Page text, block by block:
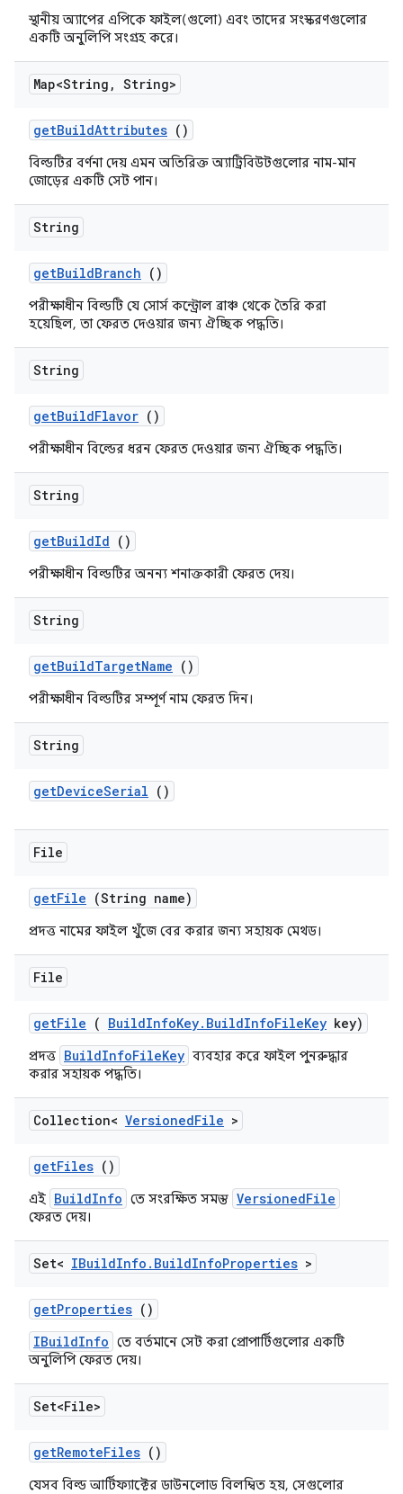
স্থানীয় অ্যাপের এপিকে ফাইল(গুলো) এবং তাদের সংস্করণগুলোর
একটি অনুলিপি সংগ্রহ করে।
Map<String , String>
getBuildAttributes ()
বিল্ডটির বর্ণনা দেয় এমন অতিরিক্ত অ্যাট্রিবিউটগুলোর নাম-মান
জোড়ের একটি সেট পান।
String
getBuildBranch ()
পরীক্ষাধীন বিল্ডটি যে সোর্স কন্ট্রোল ব্রাঞ্চ থেকে তৈরি করা
হয়েছিল, তা ফেরত দেওয়ার জন্য ঐচ্ছিক পদ্ধতি।
String
getBuildFlavor ()
পরীক্ষাধীন বিল্ডের ধরন ফেরত দেওয়ার জন্য ঐচ্ছিক পদ্ধতি।
String
getBuildId ()
পরীক্ষাধীন বিল্ডটির অনন্য শনাক্তকারী ফেরত দেয়।
String
getBuildTargetName ()
পরীক্ষাধীন বিল্ডটির সম্পূর্ণ নাম ফেরত দিন।
String
getDeviceSerial ()
File
getFile (String name)
প্রদত্ত নামের ফাইল খুঁজে বের করার জন্য সহায়ক মেথড।
File
getFile ( BuildInfoKey. BuildInfoFileKey key)
প্রদত্ত BuildInfoFileKey ব্যবহার করে ফাইল পুনরুদ্ধার
করার সহায়ক পদ্ধতি।
Collection< VersionedFile >
getFiles ()
এই BuildInfo তে সংরক্ষিত সমস্ত VersionedFile
ফেরত দেয়।
Set< IBuildInfo . BuildInfoProperties >
getProperties ()
IBuildInfo তে বর্তমানে সেট করা প্রোপার্টিগুলোর একটি
অনুলিপি ফেরত দেয়।
Set<File>
getRemoteFiles ()
যেসব বিল্ড আর্টিফ্যাক্টের ডাউনলোড বিলম্বিত হয়, সেগুলোর